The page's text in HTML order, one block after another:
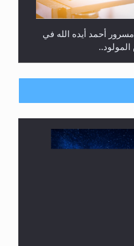
مسرور أحمد أيده الله في